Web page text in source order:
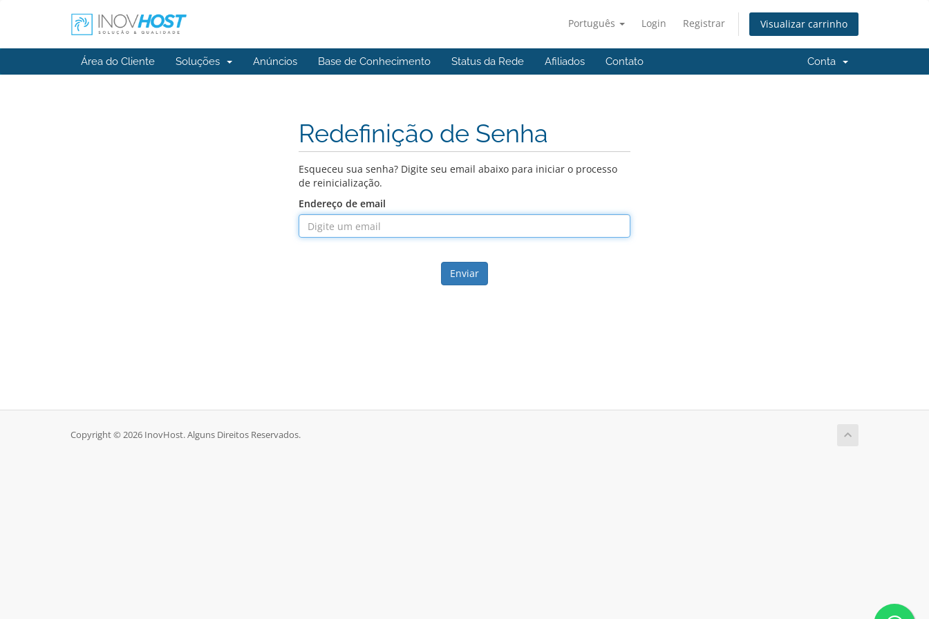
Português Login Registrar Visualizar carrinho
Área do Cliente Soluções Anúncios Base de Conhecimento Status da Rede Afiliados Contato Conta
Redefinição de Senha
Esqueceu sua senha? Digite seu email abaixo para iniciar o processo
de reinicialização.
Endereço de email
Enviar
Copyright © 2026 InovHost. Alguns Direitos Reservados.